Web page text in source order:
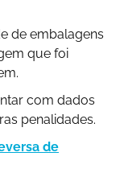
de embalagens
que foi
com dados
penalidades.
de